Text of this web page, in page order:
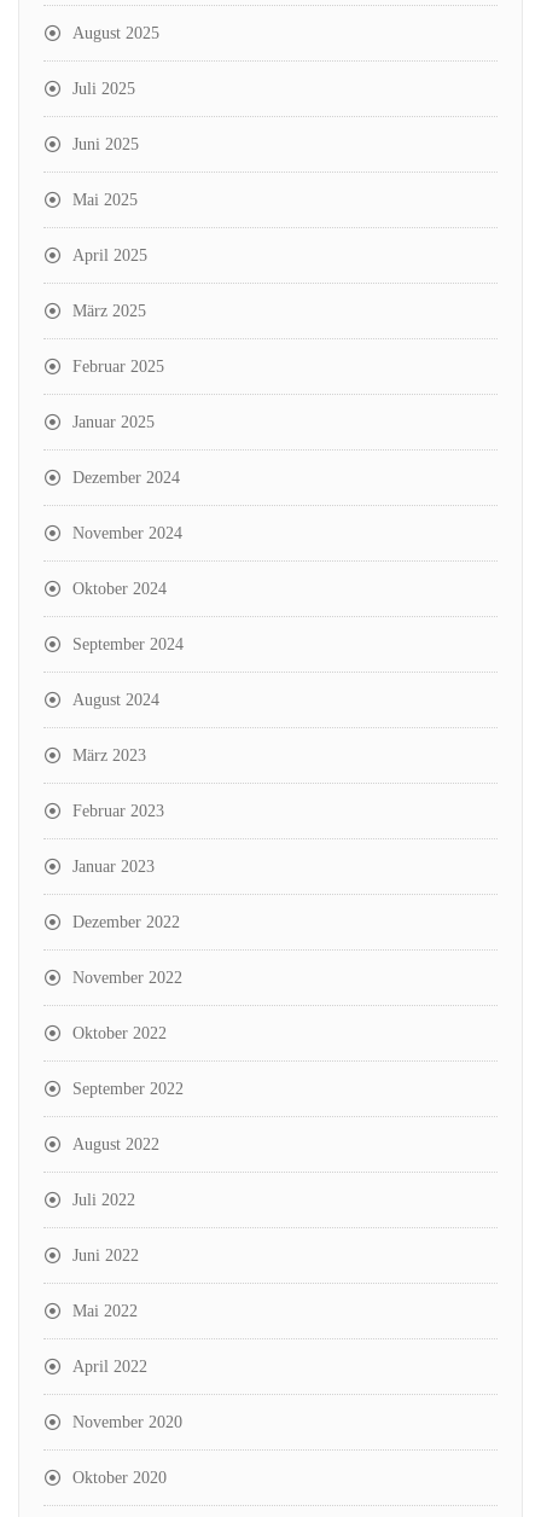
August 2025
Juli 2025
Juni 2025
Mai 2025
April 2025
März 2025
Februar 2025
Januar 2025
Dezember 2024
November 2024
Oktober 2024
September 2024
August 2024
März 2023
Februar 2023
Januar 2023
Dezember 2022
November 2022
Oktober 2022
September 2022
August 2022
Juli 2022
Juni 2022
Mai 2022
April 2022
November 2020
Oktober 2020